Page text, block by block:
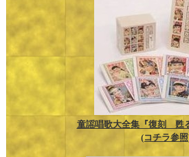
童謡唱歌大全集『復刻 甦
(コチラ参